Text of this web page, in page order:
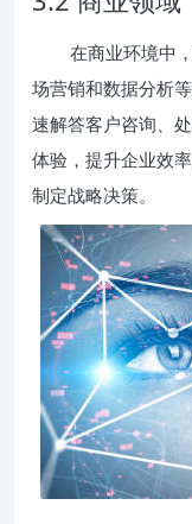
在商业环境中
场营销和数据分析
速解答客户咨询、
体验，提升企业效
制定战略决策。